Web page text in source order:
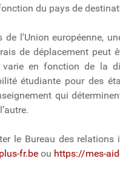
du pays de
l'Union européenne,
de déplacement peut
en fonction de la
étudiante pour des
qui
le Bureau des
fr.be ou https://mes-